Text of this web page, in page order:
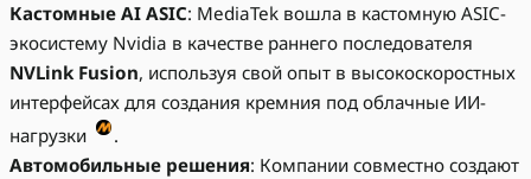
Кастомные AI ASIC: MediaTek вошла в кастомную ASIC-
экосистему Nvidia в качестве раннего последователя
NVLink Fusion, используя свой опыт в высокоскоростных
интерфейсах для создания кремния под облачные ИИ-
нагрузки
.
Автомобильные решения: Компании совместно создают